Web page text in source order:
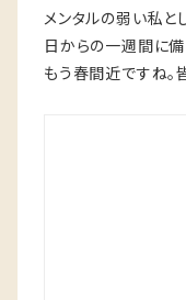
メンタルの弱い私と
日からの一週間に備
もう春間近ですね。